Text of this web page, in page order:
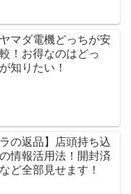
マダ電機どっちが安
！お得なのはどっ
知りたい！
の返品】店頭持ち込
情報活用法！開封済
ど全部見せます！